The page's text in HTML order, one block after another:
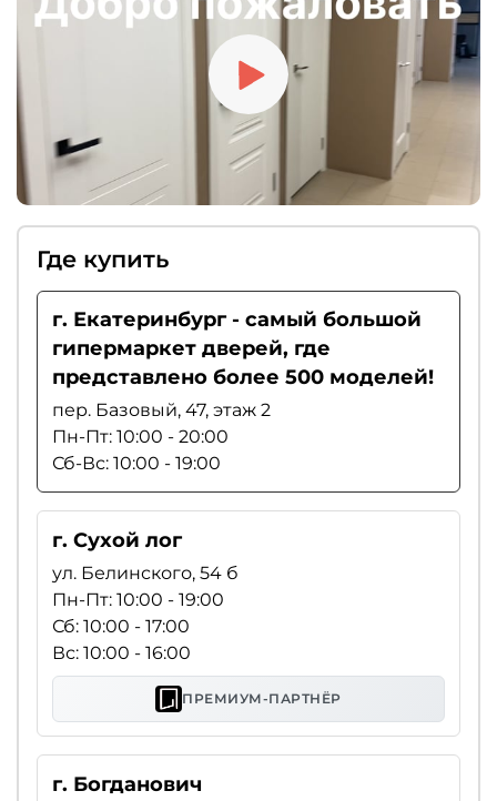
Где купить
г. Екатеринбург - самый большой
гипермаркет дверей, где
представлено более 500 моделей!
пер. Базовый, 47, этаж 2
Пн-Пт: 10:00 - 20:00
Сб-Вс: 10:00 - 19:00
г. Сухой лог
ул. Белинского, 54 б
Пн-Пт: 10:00 - 19:00
Сб: 10:00 - 17:00
Вс: 10:00 - 16:00
ПРЕМИУМ-ПАРТНЁР
г. Богданович